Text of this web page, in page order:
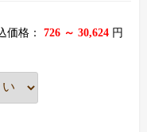
価格： 726 ～ 30,624 円